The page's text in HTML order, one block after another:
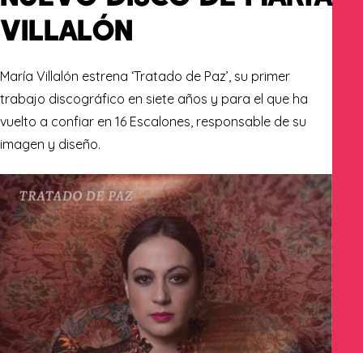
VILLALÓN
María Villalón estrena ‘Tratado de Paz’, su primer
trabajo discográfico en siete años y para el que ha
vuelto a confiar en 16 Escalones , responsable de su
imagen y diseño.